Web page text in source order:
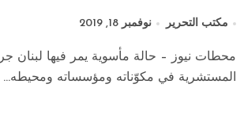
مكتب التحرير نوفمبر 18, 2019
محطات نيوز – حالة مأسوية يمر فيها لبنان جراء الأمراض
المستشرية في مكوّناته ومؤسساته ومحيطه...